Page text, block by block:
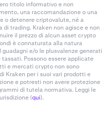
titolo informativo e non
una raccomandazione o una
o detenere criptovalute, né a
trading. Kraken non agisce e non
il prezzo di alcun asset crypto
è connaturata alla natura
e/o le plusvalenze generati
Possono essere applicate
e mercati crypto non sono
Kraken per i suoi vari prodotti e
e potresti non avere protezione
di tutela normativa. Leggi le
(qui).